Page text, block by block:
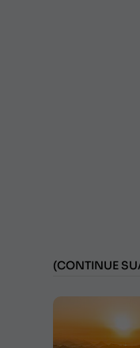
(CONTINUE